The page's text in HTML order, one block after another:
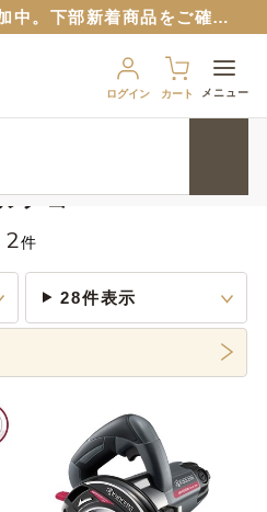
下部新着商品をご確認ください。
ト販売再開！（８月から値上予定）
９月１７日から、匠ポインとすまちくポイントに連携できるようになりました。 詳細は以下のバナーをクリック！
ログイン カート メニュー
ノコ
2件
28件表示